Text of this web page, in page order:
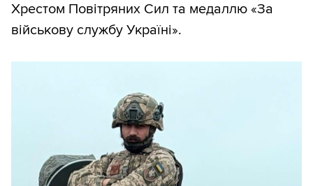
Хрестом Повітряних Сил та медаллю «За
військову службу Україні».